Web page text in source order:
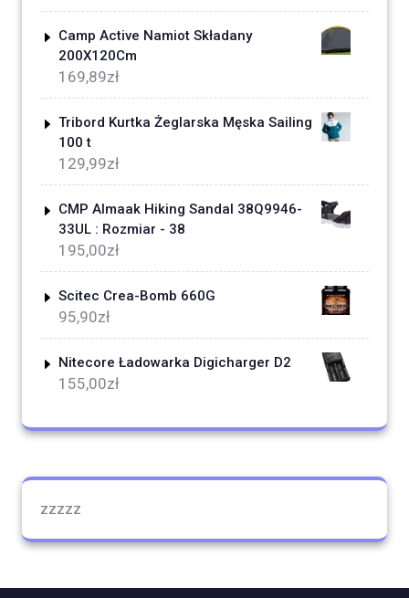
Camp Active Namiot Składany
200X120Cm
169,89zł
Tribord Kurtka Żeglarska Męska Sailing
100 t
129,99zł
CMP Almaak Hiking Sandal 38Q9946-
33UL : Rozmiar - 38
195,00zł
Scitec Crea-Bomb 660G
95,90zł
Nitecore Ładowarka Digicharger D2
155,00zł
zzzzz